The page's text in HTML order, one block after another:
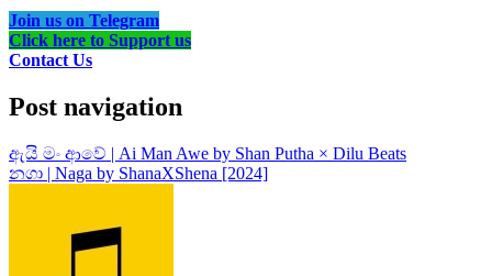
Join us on Telegram
Click here to Support us
Contact Us
Post navigation
ඇයි මං ආවේ | Ai Man Awe by Shan Putha × Dilu Beats
නගා | Naga by ShanaXShena [2024]